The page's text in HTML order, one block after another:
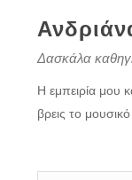
Δασκάλα
Η εμπειρία μου
βρεις το